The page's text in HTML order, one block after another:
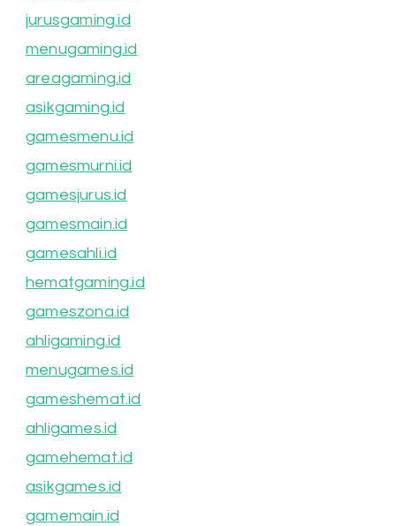
jurusgaming.id
menugaming.id
areagaming.id
asikgaming.id
gamesmenu.id
gamesmurni.id
gamesjurus.id
gamesmain.id
gamesahli.id
hematgaming.id
gameszona.id
ahligaming.id
menugames.id
gameshemat.id
ahligames.id
gamehemat.id
asikgames.id
gamemain.id